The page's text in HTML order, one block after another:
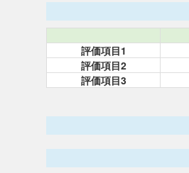
評価項目1
評価項目2
評価項目3